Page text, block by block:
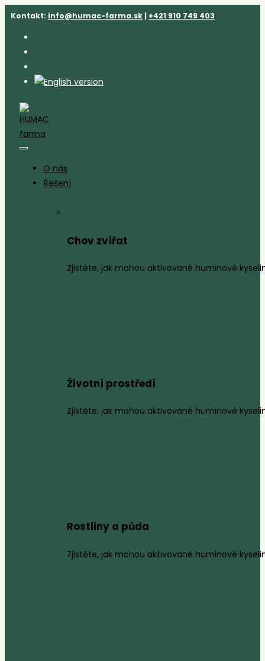
Přejít
obsahu
Kontakt: info@humac-farma.sk | +421 910 749 403
O nás
Řešení
Chov zvířat
Zjistěte, jak mohou aktivované huminové
Životní prostředí
Zjistěte, jak mohou aktivované huminové
Rostliny a půda
Zjistěte, jak mohou aktivované huminové